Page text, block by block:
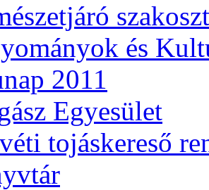
és
2011
Egyesület
tojáskereső